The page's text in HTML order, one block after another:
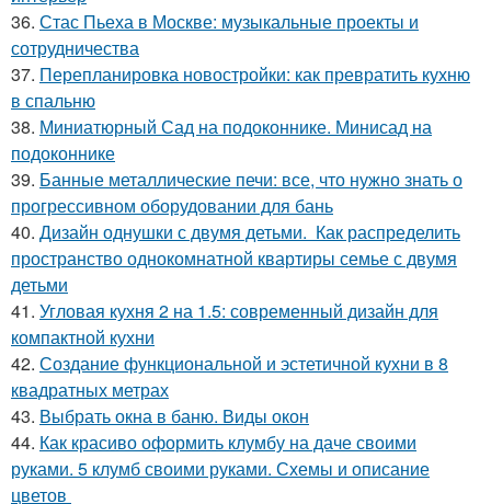
36. Стас Пьеха в Москве: музыкальные проекты и
сотрудничества
37. Перепланировка новостройки: как превратить кухню
в спальню
38. Миниатюрный Сад на подоконнике. Минисад на
подоконнике
39. Банные металлические печи: все, что нужно знать о
прогрессивном оборудовании для бань
40. Дизайн однушки с двумя детьми. Как распределить
пространство однокомнатной квартиры семье с двумя
детьми
41. Угловая кухня 2 на 1.5: современный дизайн для
компактной кухни
42. Создание функциональной и эстетичной кухни в 8
квадратных метрах
43. Выбрать окна в баню. Виды окон
44. Как красиво оформить клумбу на даче своими
руками. 5 клумб своими руками. Схемы и описание
цветов